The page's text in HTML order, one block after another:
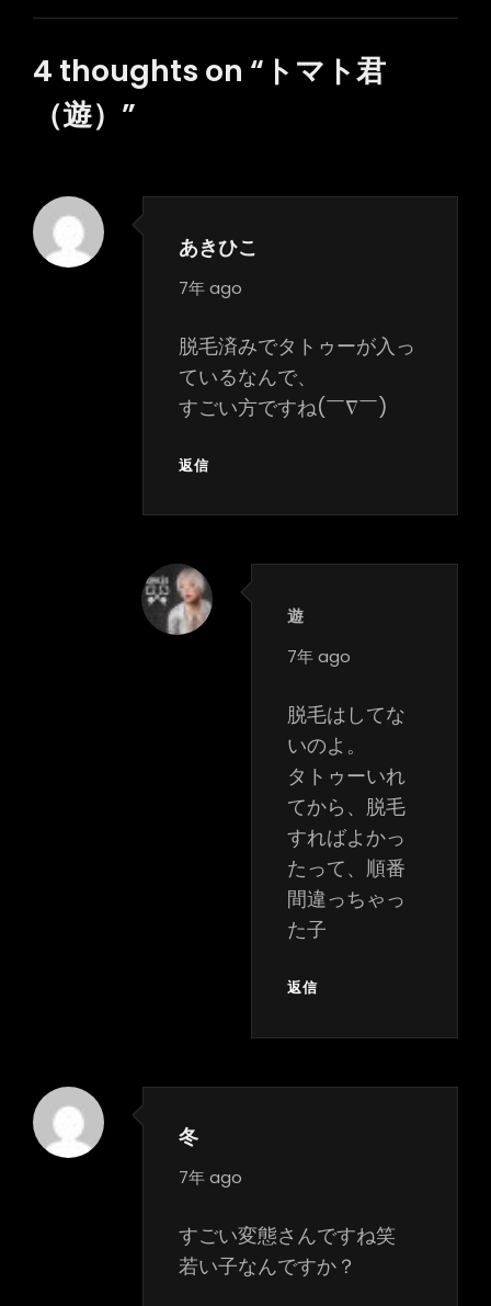
ー
シ
ョ
ン
4 thoughts on “ トマト君
（遊） ”
あきひこ
says:
7年 ago
脱毛済みでタトゥーが入っ
ているなんで、
すごい方ですね(￣∇￣)
返信
遊
says:
7年 ago
脱毛はしてな
いのよ。
タトゥーいれ
てから、脱毛
すればよかっ
たって、順番
間違っちゃっ
た子
返信
冬
says:
7年 ago
すごい変態さんですね笑
若い子なんですか？